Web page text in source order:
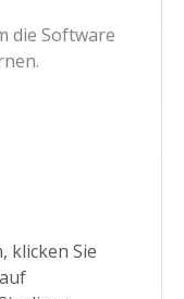
die Software
klicken Sie